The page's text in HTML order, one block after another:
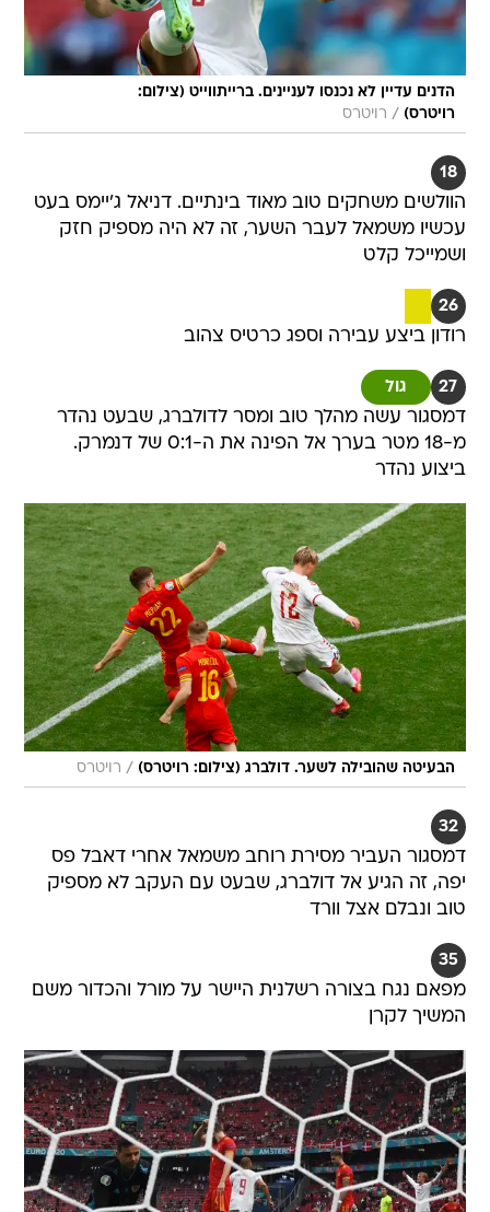
הדנים עדיין לא נכנסו לעניינים. ברייתווייט (צילום:
רויטרס) / רויטרס
18
הוולשים משחקים טוב מאוד בינתיים. דניאל ג'יימס בעט
עכשיו משמאל לעבר השער, זה לא היה מספיק חזק
ושמייכל קלט
26
רודון ביצע עבירה וספג כרטיס צהוב
27 גול
דמסגור עשה מהלך טוב ומסר לדולברג, שבעט נהדר
מ-18 מטר בערך אל הפינה את ה-0:1 של דנמרק.
ביצוע נהדר
הבעיטה שהובילה לשער. דולברג (צילום: רויטרס) / רויטרס
32
דמסגור העביר מסירת רוחב משמאל אחרי דאבל פס
יפה, זה הגיע אל דולברג, שבעט עם העקב לא מספיק
טוב ונבלם אצל וורד
35
מפאם נגח בצורה רשלנית היישר על מורל והכדור משם
המשיך לקרן